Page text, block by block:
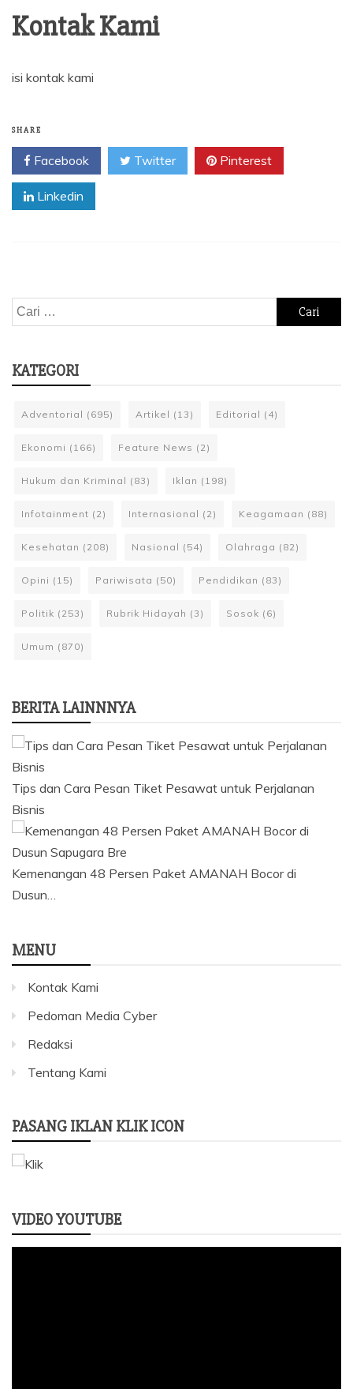
Kontak Kami
isi kontak kami
SHARE
Facebook Twitter Pinterest
Linkedin
Cari
untuk:
KATEGORI
Adventorial (695) Artikel (13) Editorial (4)
Ekonomi (166) Feature News (2)
Hukum dan Kriminal (83) Iklan (198)
Infotainment (2) Internasional (2) Keagamaan (88)
Kesehatan (208) Nasional (54) Olahraga (82)
Opini (15) Pariwisata (50) Pendidikan (83)
Politik (253) Rubrik Hidayah (3) Sosok (6)
Umum (870)
BERITA LAINNNYA
Tips dan Cara Pesan Tiket Pesawat untuk Perjalanan
Bisnis
Kemenangan 48 Persen Paket AMANAH Bocor di
Dusun…
MENU
Kontak Kami
Pedoman Media Cyber
Redaksi
Tentang Kami
PASANG IKLAN KLIK ICON
VIDEO YOUTUBE